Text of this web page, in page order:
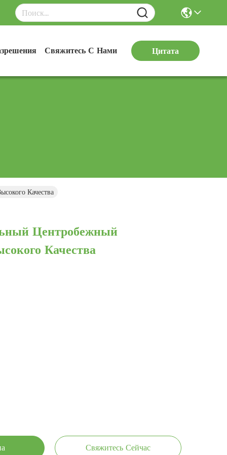
Свяжитесь С Нами Цитата
Качества
Центробежный
Качества
Свяжитесь Сейчас